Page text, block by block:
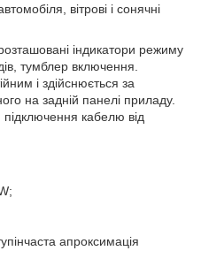
вітрові і сонячні
індикатори режиму
тумблер включення.
і здійснюється за
на задній панелі приладу.
кабелю від
апроксимація